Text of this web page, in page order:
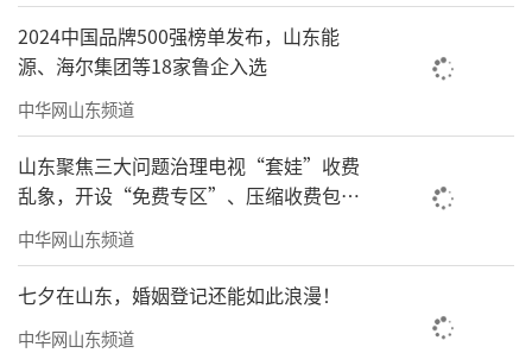
银丰物业为国内百强物业之一，持有一级
物业服务资质，同时为中国物业管理协会理事
单位；五大自动化智慧服务，依托智能设备实
时监测、调节楼宇照明、空调、通风能耗，在
项目投入运营后持续落实LEED低碳管控相关要
求，实现建筑全周期绿色运维。
持续深耕
构筑青岛低碳商务新标杆
2024中国品牌500强榜单发布，山东能
源、海尔集团等18家鲁企入选
中华网山东频道
山东聚焦三大问题治理电视“套娃”收费
乱象，开设“免费专区”、压缩收费包比
例70%以上
中华网山东频道
七夕在山东，婚姻登记还能如此浪漫！
中华网山东频道